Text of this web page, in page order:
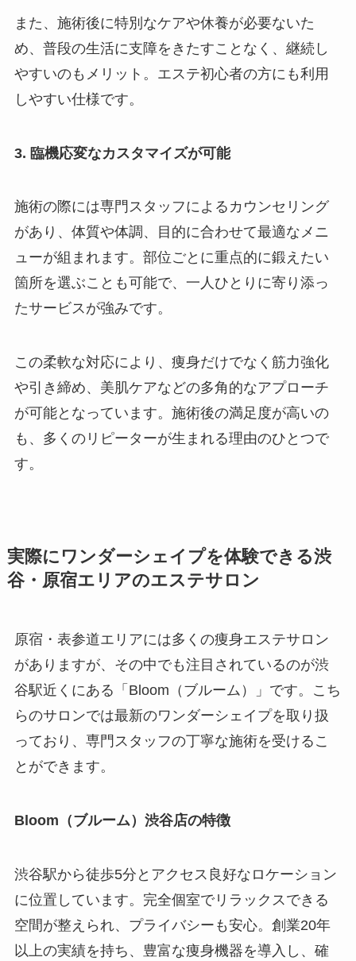
また、施術後に特別なケアや休養が必要ないた
め、普段の生活に支障をきたすことなく、継続し
やすいのもメリット。エステ初心者の方にも利用
しやすい仕様です。
3. 臨機応変なカスタマイズが可能
施術の際には専門スタッフによるカウンセリング
があり、体質や体調、目的に合わせて最適なメニ
ューが組まれます。部位ごとに重点的に鍛えたい
箇所を選ぶことも可能で、一人ひとりに寄り添っ
たサービスが強みです。
この柔軟な対応により、痩身だけでなく筋力強化
や引き締め、美肌ケアなどの多角的なアプローチ
が可能となっています。施術後の満足度が高いの
も、多くのリピーターが生まれる理由のひとつで
す。
実際にワンダーシェイプを体験できる渋
谷・原宿エリアのエステサロン
原宿・表参道エリアには多くの痩身エステサロン
がありますが、その中でも注目されているのが渋
谷駅近くにある「Bloom（ブルーム）」です。こち
らのサロンでは最新のワンダーシェイプを取り扱
っており、専門スタッフの丁寧な施術を受けるこ
とができます。
Bloom（ブルーム）渋谷店の特徴
渋谷駅から徒歩5分とアクセス良好なロケーション
に位置しています。完全個室でリラックスできる
空間が整えられ、プライバシーも安心。創業20年
以上の実績を持ち、豊富な痩身機器を導入し、確